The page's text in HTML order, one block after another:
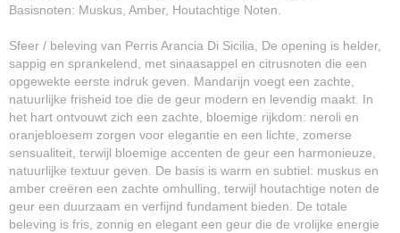
Basisnoten: Muskus, Amber, Houtachtige Noten.
Sfeer / beleving van Perris Arancia Di Sicilia, De opening is helder,
sappig en sprankelend, met sinaasappel en citrusnoten die een
opgewekte eerste indruk geven. Mandarijn voegt een zachte,
natuurlijke frisheid toe die de geur modern en levendig maakt. In
het hart ontvouwt zich een zachte, bloemige rijkdom: neroli en
oranjebloesem zorgen voor elegantie en een lichte, zomerse
sensualiteit, terwijl bloemige accenten de geur een harmonieuze,
natuurlijke textuur geven. De basis is warm en subtiel: muskus en
amber creëren een zachte omhulling, terwijl houtachtige noten de
geur een duurzaam en verfijnd fundament bieden. De totale
beleving is fris, zonnig en elegant een geur die de vrolijke energie